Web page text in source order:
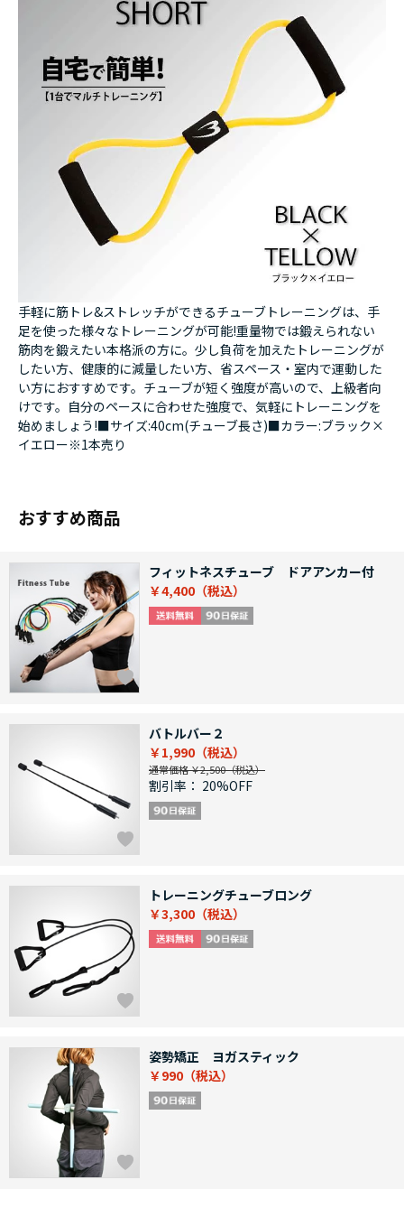
手軽に筋トレ&ストレッチができるチューブトレーニングは、手
足を使った様々なトレーニングが可能!重量物では鍛えられない
筋肉を鍛えたい本格派の方に。少し負荷を加えたトレーニングが
したい方、健康的に減量したい方、省スペース・室内で運動した
い方におすすめです。チューブが短く強度が高いので、上級者向
けです。自分のペースに合わせた強度で、気軽にトレーニングを
始めましょう!■サイズ:40cm(チューブ長さ)■カラー:ブラック×
イエロー※1本売り
おすすめ商品
フィットネスチューブ ドアアンカー付
￥4,400
バトルバー２
￥1,990
通常価格 ￥2,500
割引率： 20%OFF
トレーニングチューブロング
￥3,300
姿勢矯正 ヨガスティック
￥990